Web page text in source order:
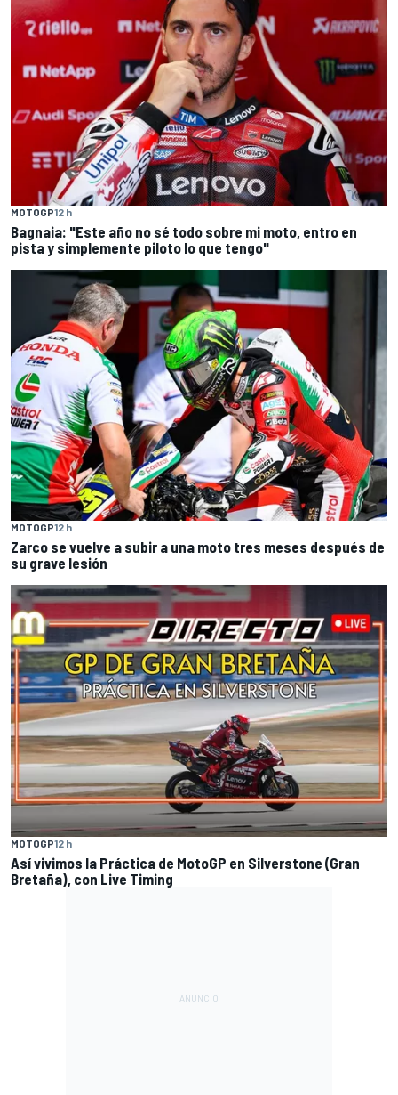
MOTOGP12 h
Bagnaia: "Este año no sé todo sobre mi moto, entro en
pista y simplemente piloto lo que tengo"
MOTOGP12 h
Zarco se vuelve a subir a una moto tres meses después de
su grave lesión
MOTOGP12 h
Así vivimos la Práctica de MotoGP en Silverstone (Gran
Bretaña), con Live Timing